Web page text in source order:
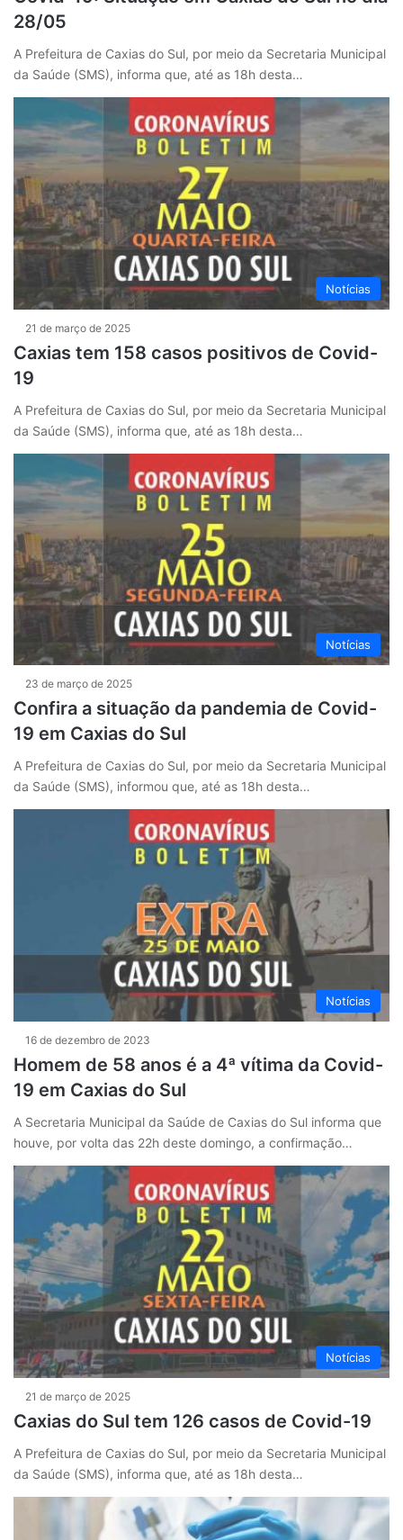
28/05
A Prefeitura de Caxias do Sul, por meio da Secretaria Municipal
da Saúde (SMS), informa que, até as 18h desta…
Notícias
21 de março de 2025
Caxias tem 158 casos positivos de Covid-
19
A Prefeitura de Caxias do Sul, por meio da Secretaria Municipal
da Saúde (SMS), informa que, até as 18h desta…
Notícias
23 de março de 2025
Confira a situação da pandemia de Covid-
19 em Caxias do Sul
A Prefeitura de Caxias do Sul, por meio da Secretaria Municipal
da Saúde (SMS), informou que, até as 18h desta…
Notícias
16 de dezembro de 2023
Homem de 58 anos é a 4ª vítima da Covid-
19 em Caxias do Sul
A Secretaria Municipal da Saúde de Caxias do Sul informa que
houve, por volta das 22h deste domingo, a confirmação…
Notícias
21 de março de 2025
Caxias do Sul tem 126 casos de Covid-19
A Prefeitura de Caxias do Sul, por meio da Secretaria Municipal
da Saúde (SMS), informa que, até as 18h desta…